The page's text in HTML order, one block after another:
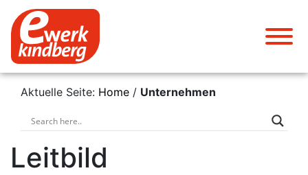
Aktuelle Seite: Home / Unternehmen
Leitbild